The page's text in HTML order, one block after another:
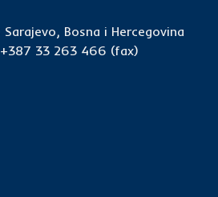
Bosna i Hercegovina
33 263 466 (fax)